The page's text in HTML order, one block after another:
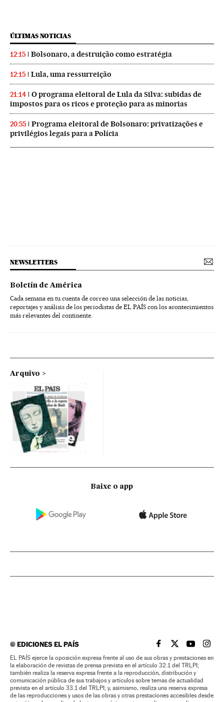
ÚLTIMAS NOTICIAS
12:15 Bolsonaro, a destruição como estratégia
12:15 Lula, uma ressurreição
21:14
O programa eleitoral de Lula da Silva: subidas de
impostos para os ricos e proteção para as minorias
20:55
Programa eleitoral de Bolsonaro: privatizações e
privilégios legais para a Polícia
NEWSLETTERS
Boletín de América
Cada semana en tu cuenta de correo una selección de las noticias,
reportajes y análisis de los periodistas de EL PAÍS con los acontecimientos
más relevantes del continente.
Arquivo
Baixe o app
©EDICIONES EL PAÍS EL PAÍS BRASIL EN
EL PAÍSEL PAÍS
EL
EL PAÍS ejerce la oposición expresa frente al uso de sus obras y prestaciones en
la elaboración de revistas de prensa prevista en el artículo 32.1 del TRLPI;
también realiza la reserva expresa frente a la reproducción, distribución y
comunicación pública de sus trabajos y artículos sobre temas de actualidad
prevista en el artículo 33.1 del TRLPI; y, asimismo, realiza una reserva expresa
de las reproducciones y usos de las obras y otras prestaciones accesibles desde